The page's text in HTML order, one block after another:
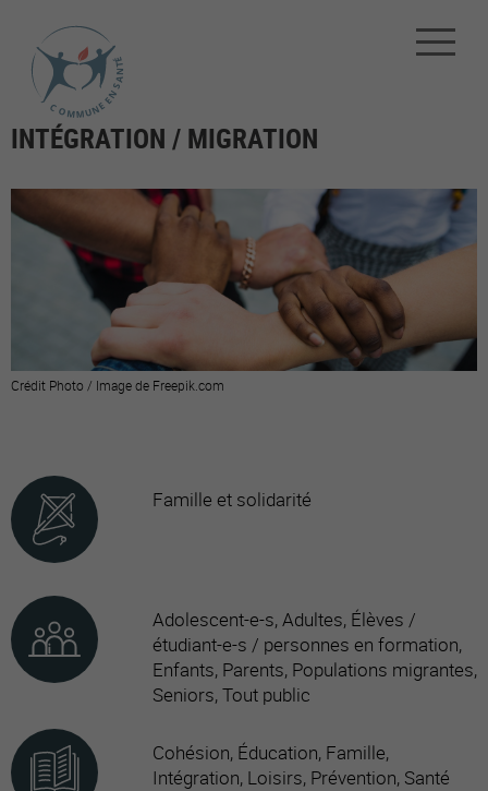
INTÉGRATION / MIGRATION
Crédit Photo / Image de Freepik.com
Famille et solidarité
Adolescent-e-s, Adultes, Élèves /
étudiant-e-s / personnes en formation,
Enfants, Parents, Populations migrantes,
Seniors, Tout public
Cohésion, Éducation, Famille,
Intégration, Loisirs, Prévention, Santé